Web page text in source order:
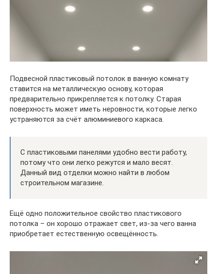
Подвесной пластиковый потолок в ванную комнату
ставится на металлическую основу, которая
предварительно прикрепляется к потолку. Старая
поверхность может иметь неровности, которые легко
устраняются за счёт алюминиевого каркаса.
С пластиковыми панелями удобно вести работу,
потому что они легко режутся и мало весят.
Данный вид отделки можно найти в любом
строительном магазине.
Ещё одно положительное свойство пластикового
потолка – он хорошо отражает свет, из-за чего ванна
приобретает естественную освещённость.